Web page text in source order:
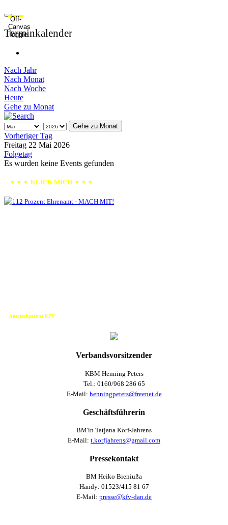
Off-
Canvas
Toggle
Terminkalender
Nach Jahr
Nach Monat
Nach Woche
Heute
Gehe zu Monat
Gehe zu Monat
Vorheriger Tag
Freitag 22 Mai 2026
Folgetag
Es wurden keine Events gefunden
▼▼▼ KLICK MICH ▼▼▼
Ansprechpartner KFV
Verbandsvorsitzender
KBM Henning Peters
Tel.: 0160/968 286 65
E-Mail: henningpeters@freenet.de
Geschäftsführerin
BM'in Tatjana Korf-Jahrens
E-Mail: t.korfjahrens@gmail.com
Pressekontakt
BM Heiko Bieniußa
Handy: 01523/415 81 67
E-Mail: presse@kfv-dan.de